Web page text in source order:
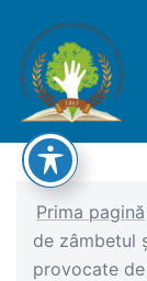
conținut
Prima pagină
de zâmbetul
provocate